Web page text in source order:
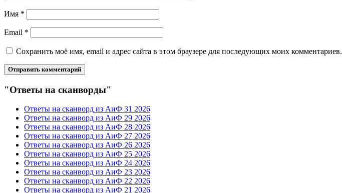
Имя *
Email *
Сохранить моё имя, email и адрес сайта в этом браузере для последующих моих комментариев.
"Ответы на сканворды"
Ответы на сканворд из АиФ 31 2026
Ответы на сканворд из АиФ 29 2026
Ответы на сканворд из АиФ 28 2026
Ответы на сканворд из АиФ 27 2026
Ответы на сканворд из АиФ 26 2026
Ответы на сканворд из АиФ 25 2026
Ответы на сканворд из АиФ 24 2026
Ответы на сканворд из АиФ 23 2026
Ответы на сканворд из АиФ 22 2026
Ответы на сканворд из АиФ 21 2026